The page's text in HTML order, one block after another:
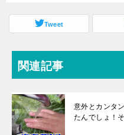
Tweet
関連記事
意外とカンタ
たんでしょ！